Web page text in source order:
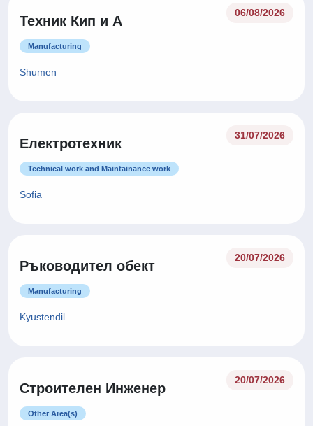
Техник Кип и А
06/08/2026
Manufacturing
Shumen
Електротехник
31/07/2026
Technical work and Maintainance work
Sofia
Ръководител обект
20/07/2026
Manufacturing
Kyustendil
Строителен Инженер
20/07/2026
Other Area(s)